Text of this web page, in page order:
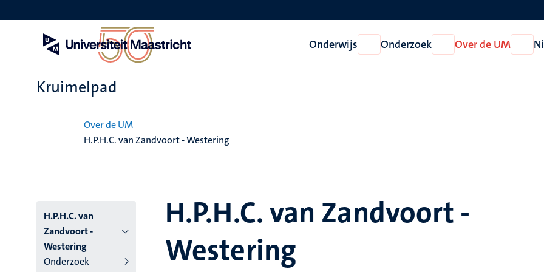
en
Onderwijs
Open
Onderwijs
Onderzoek
Open
Onderzoek
Over de UM
Open
Over
Kruimelpad
Over de UM
H.P.H.C. van Zandvoort - Westering
H.P.H.C. van
Zandvoort -
Westering
Onderzoek
H.P.H.C. van Zandvoort -
Westering